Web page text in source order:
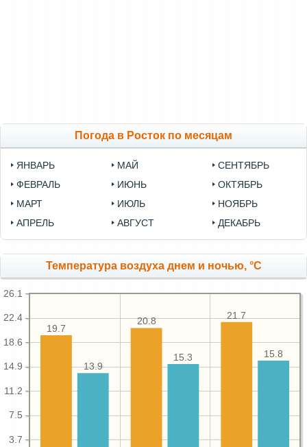
Погода в Росток по месяцам
ЯНВАРЬ
ФЕВРАЛЬ
МАРТ
АПРЕЛЬ
МАЙ
ИЮНЬ
ИЮЛЬ
АВГУСТ
СЕНТЯБРЬ
ОКТЯБРЬ
НОЯБРЬ
ДЕКАБРЬ
Температура воздуха днем и ночью, °C
3.7
7.5
11.2
14.9
18.6
22.4
26.1
21.7
20.8
19.7
15.8
15.3
13.9